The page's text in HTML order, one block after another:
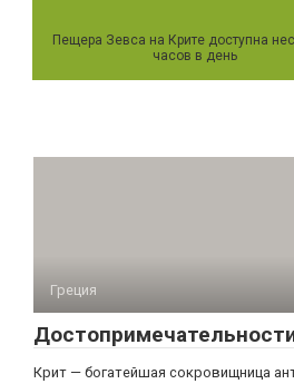
Пещера Зевса на Крите доступна
часов в день
Греция
Крит — богатейшая сокровищница